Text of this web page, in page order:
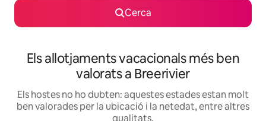
Cerca
Els allotjaments vacacionals més ben
valorats a Breerivier
Els hostes no ho dubten: aquestes estades estan molt
ben valorades per la ubicació i la netedat, entre altres
qualitats.